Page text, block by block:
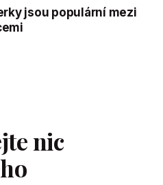
jsou populární mezi
nic